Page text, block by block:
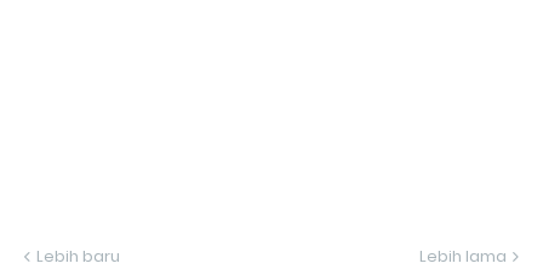
Lebih baru Lebih lama